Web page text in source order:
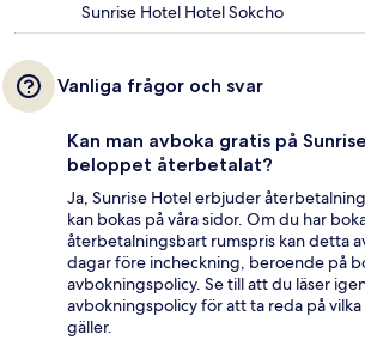
Sunrise Hotel Hotel Sokcho
Vanliga frågor och svar
Kan man avboka gratis på
beloppet återbetalat?
Ja, Sunrise Hotel erbjuder
kan bokas på våra sidor. Om du har
återbetalningsbart rumspris kan detta
dagar före incheckning, beroende på
avbokningspolicy. Se till att du läser
avbokningspolicy för att ta reda på
gäller.